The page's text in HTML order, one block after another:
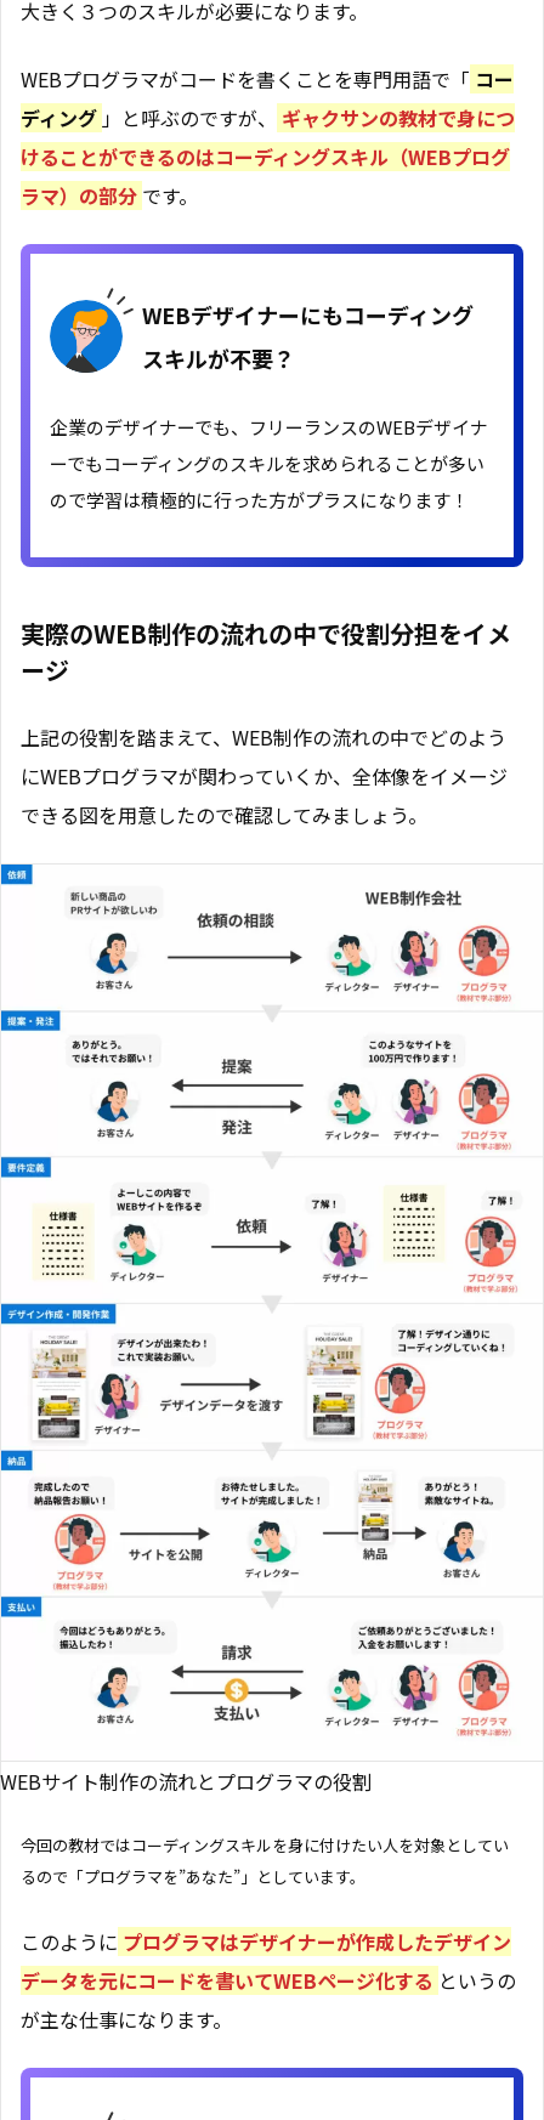
大きく３つのスキルが必要になります。
WEBプログラマがコードを書くことを専門用語で「 コー
ディング 」と呼ぶのですが、
ギャクサンの教材で身につ
けることができるのはコーディングスキル（WEBプログ
ラマ）の部分 です。
WEBデザイナーにもコーディング
スキルが不要？
企業のデザイナーでも、フリーランスのWEBデザイナ
ーでもコーディングのスキルを求められることが多い
ので学習は積極的に行った方がプラスになります！
実際のWEB制作の流れの中で役割分担をイメ
ージ
上記の役割を踏まえて、WEB制作の流れの中でどのよう
にWEBプログラマが関わっていくか、全体像をイメージ
できる図を用意したので確認してみましょう。
WEBサイト制作の流れとプログラマの役割
今回の教材ではコーディングスキルを身に付けたい人を対象としてい
るので「プログラマを”あなた”」としています。
このように プログラマはデザイナーが作成したデザイン
データを元にコードを書いてWEBページ化する というの
が主な仕事になります。